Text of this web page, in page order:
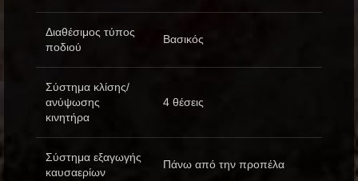
Διαθέσιμος τύπος
ποδιού
Βασικός
Σύστημα κλίσης/
ανύψωσης
κινητήρα
4 θέσεις
Σύστημα εξαγωγής
καυσαερίων
Πάνω από την προπέλα